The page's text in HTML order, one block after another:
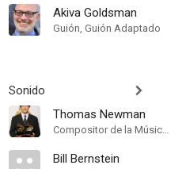
Akiva Goldsman
Guión, Guión Adaptado
Sonido
Thomas Newman
Compositor de la Música Original
Bill Bernstein